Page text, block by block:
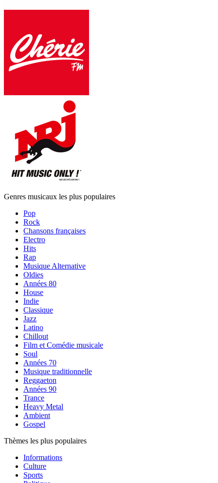
Genres musicaux les plus populaires
Pop
Rock
Chansons françaises
Electro
Hits
Rap
Musique Alternative
Oldies
Années 80
House
Indie
Classique
Jazz
Latino
Chillout
Film et Comédie musicale
Soul
Années 70
Musique traditionnelle
Reggaeton
Années 90
Trance
Heavy Metal
Ambient
Gospel
Thèmes les plus populaires
Informations
Culture
Sports